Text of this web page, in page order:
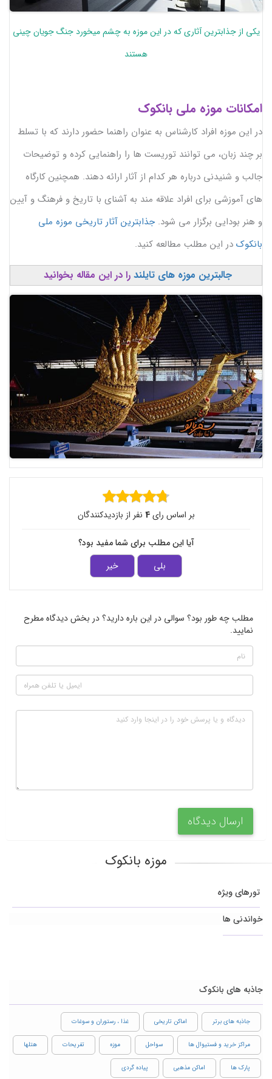
یکی از جذابترین آثاری که در این موزه به چشم میخورد جنگ جویان چینی
هستند
امکانات موزه ملی بانکوک
در این موزه افراد کارشناس به عنوان راهنما حضور دارند که با تسلط
بر چند زبان، می توانند توریست ها را راهنمایی کرده و توضیحات
جالب و شنیدنی درباره هر کدام از آثار ارائه دهند. همچنین کارگاه
های آموزشی برای افراد علاقه مند به آشنای با تاریخ و فرهنگ و آیین
و هنر بودایی برگزار می شود. جذابترین آثار تاریخی موزه ملی
بانکوک در این مطلب مطالعه کنید.
جالبترین موزه های تایلند را در این مقاله بخوانید
بر اساس رای4 نفر از بازدیدکنندگان
آیا این مطلب برای شما مفید بود؟
بلی
خیر
مطلب چه طور بود؟ سوالی در این باره دارید؟ در بخش دیدگاه مطرح
نمایید.
ارسال دیدگاه
موزه بانکوک
تورهای ویژه
خواندنی ها
جاذبه های بانکوک
جاذبه های برتر اماکن تاریخی غذا ، رستوران و سوغات
مراکز خرید و فستیوال ها سواحل موزه تفریحات هتلها
پارک ها اماکن مذهبی پیاده گردی